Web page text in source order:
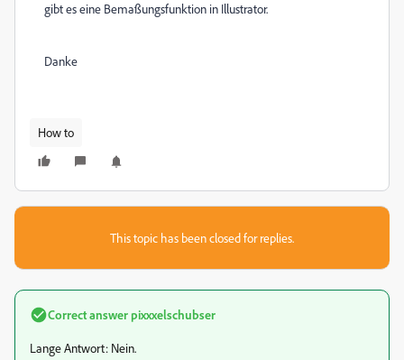
gibt es eine Bemaßungsfunktion in Illustrator.
Danke
How to
This topic has been closed for replies.
Correct answerpixxxelschubser
Lange Antwort: Nein.